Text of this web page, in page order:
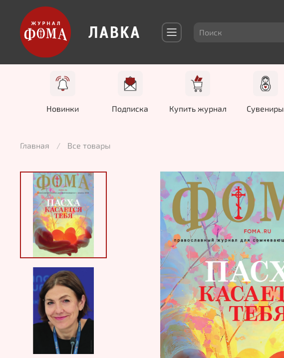
Новинки Подписка Купить журнал Сувениры
Главная Все товары